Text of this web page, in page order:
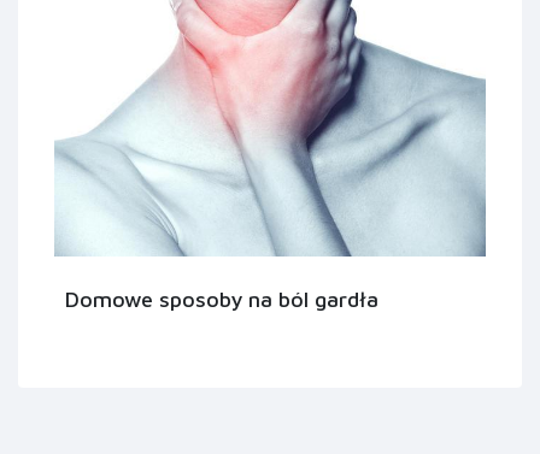
Domowe sposoby na ból gardła